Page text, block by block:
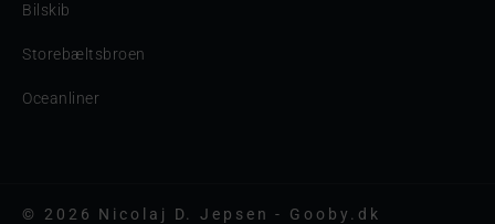
Bilskib
Storebæltsbroen
Oceanliner
© 2026 Nicolaj D. Jepsen - Gooby.dk